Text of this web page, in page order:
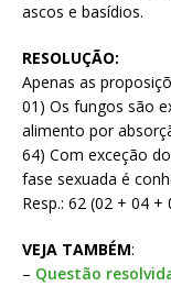
ascos e basídios.
RESOLUÇÃO:
Apenas as
01) Os fungos são
alimento por
64) Com exceção
fase sexuada é
Resp.: 62 (02 + 04 +
VEJA TAMBÉM:
– Questão